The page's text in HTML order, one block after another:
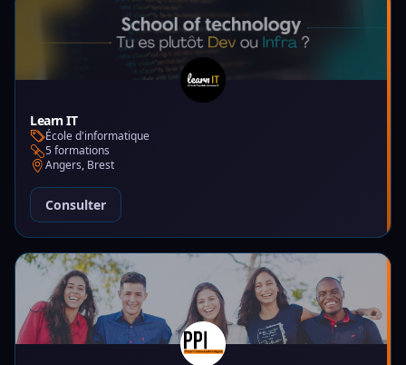
Learn IT
École d'informatique
5 formations
Angers, Brest
Consulter